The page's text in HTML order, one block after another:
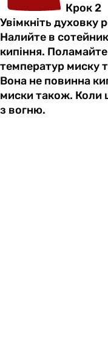
Крок 2
Увімкніть духовку
Налийте в
кипіння.
температур миску
Вона не повинна
миски також. Коли
з вогню.